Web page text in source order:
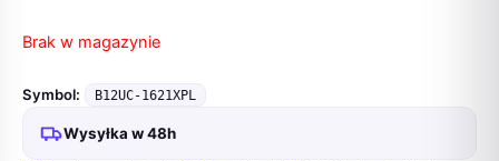
Brak w magazynie
Symbol: B12UC-1621XPL
Wysyłka w 48h